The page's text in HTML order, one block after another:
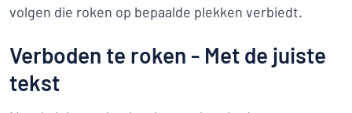
volgen die roken op bepaalde plekken verbiedt.
Verboden te roken - Met de juiste
tekst